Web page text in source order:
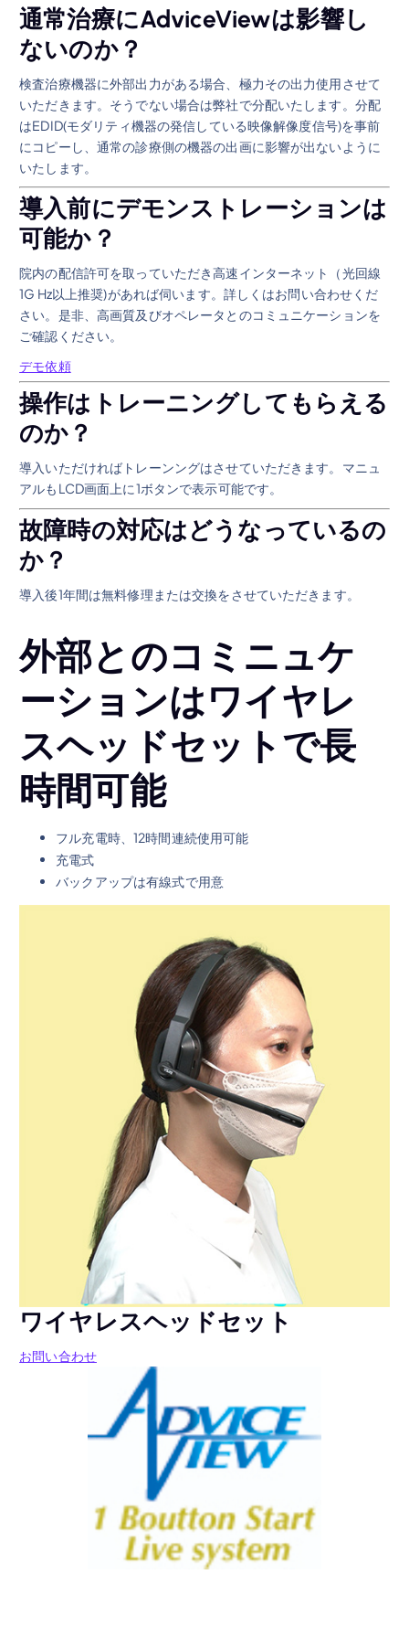
通常治療にAdviceViewは影響し
ないのか？
検査治療機器に外部出力がある場合、極力その出力使用させて
いただきます。そうでない場合は弊社で分配いたします。分配
はEDID(モダリティ機器の発信している映像解像度信号)を事前
にコピーし、通常の診療側の機器の出画に影響が出ないように
いたします。
導入前にデモンストレーションは
可能か？
院内の配信許可を取っていただき高速インターネット（光回線
1G Hz以上推奨)があれば伺います。詳しくはお問い合わせくだ
さい。是非、高画質及びオペレータとのコミュニケーションを
ご確認ください。
デモ依頼
操作はトレーニングしてもらえる
のか？
導入いただければトレーンングはさせていただきます。マニュ
アルもLCD画面上に1ボタンで表示可能です。
故障時の対応はどうなっているの
か？
導入後1年間は無料修理または交換をさせていただきます。
外部とのコミニュケ
ーションはワイヤレ
スヘッドセットで長
時間可能
フル充電時、12時間連続使用可能
充電式
バックアップは有線式で用意
ワイヤレスヘッドセット
お問い合わせ